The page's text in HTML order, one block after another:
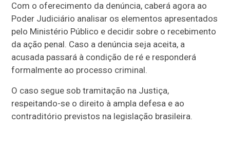
Com o oferecimento da denúncia, caberá agora ao
Poder Judiciário analisar os elementos apresentados
pelo Ministério Público e decidir sobre o recebimento
da ação penal. Caso a denúncia seja aceita, a
acusada passará à condição de ré e responderá
formalmente ao processo criminal.
O caso segue sob tramitação na Justiça,
respeitando-se o direito à ampla defesa e ao
contraditório previstos na legislação brasileira.